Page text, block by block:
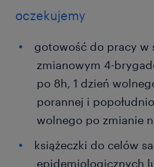
oczekujemy
gotowość do pracy w
zmianowym 4-
po 8h, 1 dzień
porannej i
wolnego po zmianie
książeczki do celów
epidemiologicznych